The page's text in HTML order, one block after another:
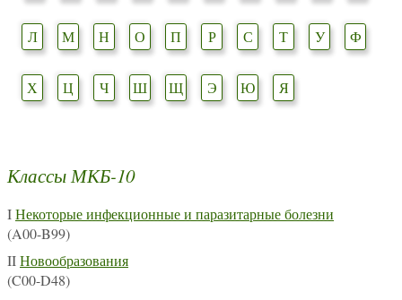
Л М Н О П Р С Т У Ф
Х Ц Ч Ш Щ Э Ю Я
Классы МКБ-10
IНекоторые инфекционные и паразитарные болезни
(A00-B99)
IIНовообразования
(C00-D48)